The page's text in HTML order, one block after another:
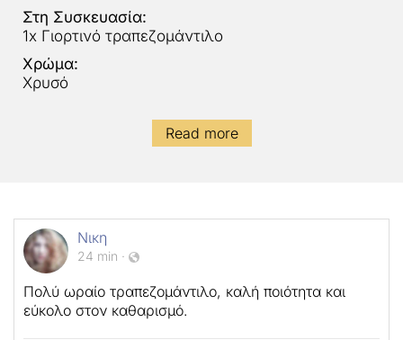
Στη Συσκευασία:
1x Γιορτινό τραπεζομάντιλο
Χρώμα:
Χρυσό
Read more
Νικη
24 min ·
Πολύ ωραίο τραπεζομάντιλο, καλή ποιότητα και
εύκολο στον καθαρισμό.